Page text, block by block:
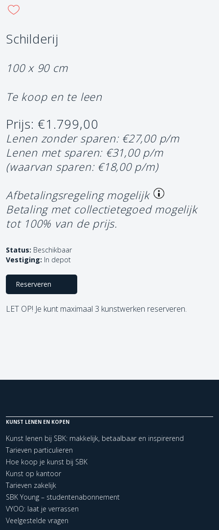
Schilderij
100 x 90 cm
Te koop en te leen
Prijs: €1.799,00
Lenen zonder sparen: €27,00 p/m
Lenen met sparen: €31,00 p/m
(waarvan sparen: €18,00 p/m)
Afbetalingsregeling mogelijk
Betaling met collectietegoed mogelijk
tot 100% van de prijs.
Status: Beschikbaar
Vestiging: In depot
Reserveren
LET OP! Je kunt maximaal 3 kunstwerken reserveren.
KUNST LENEN EN KOPEN
Kunst lenen bij SBK: makkelijk, betaalbaar en inspirerend
Tarieven particulieren
Hoe koop je kunst bij SBK
Kunst op kantoor
Tarieven zakelijk
SBK Young – studentenabonnement
VYOO: laat je verrassen
Veelgestelde vragen